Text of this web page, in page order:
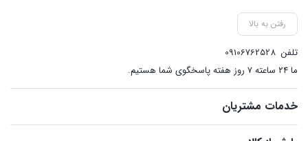
رفتن به بالا
تلفن 09106762528
ما ۲۴ ساعته ۷ روز هفته پاسخگوی شما هستیم.
خدمات مشتریان